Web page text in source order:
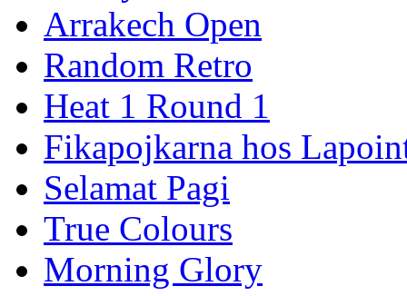
Arrakech Open
Random Retro
Heat 1 Round 1
Fikapojkarna hos
Selamat Pagi
True Colours
Morning Glory